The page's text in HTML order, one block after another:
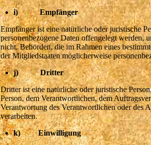
i) Empfänger
Empfänger ist eine natürliche oder juristische
personenbezogene Daten offengelegt werden,
nicht. Behörden, die im Rahmen eines
der Mitgliedstaaten möglicherweise
j) Dritter
Dritter ist eine natürliche oder juristische
Person, dem Verantwortlichen, dem
Verantwortung des Verantwortlichen oder des
verarbeiten.
k) Einwilligung